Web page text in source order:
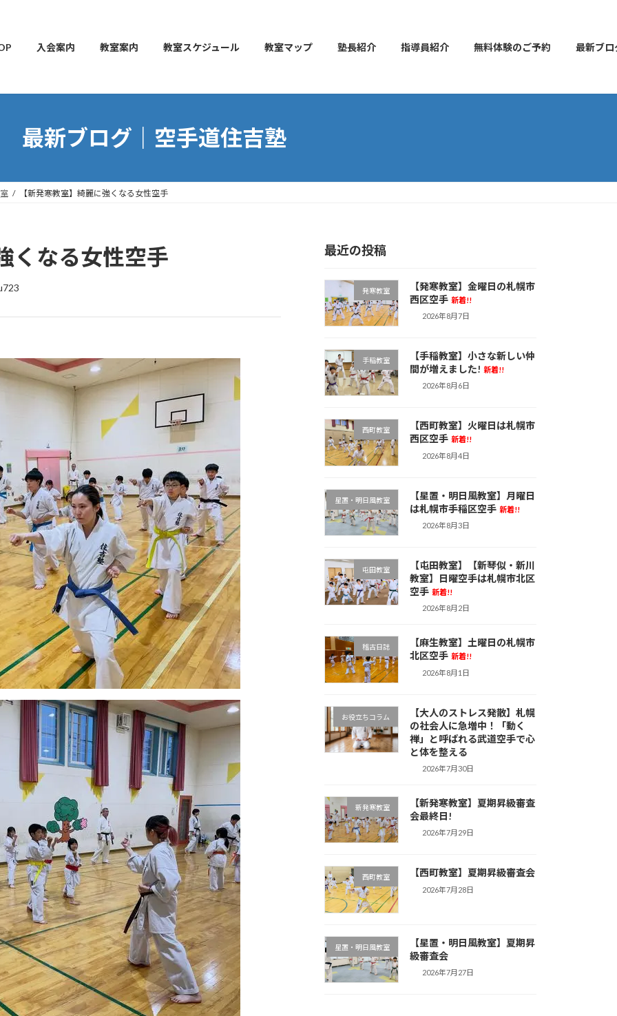
入会案内 教室案内 教室スケジュール 教室マップ 塾長紹介 指導員紹介 無料体験のご予約 最新ブロ
最新ブログ｜空手道住吉塾
【新発寒教室】綺麗に強くなる女性空手
くなる女性空手 最近の投稿
発寒教室
【発寒教室】金曜日の札幌市
西区空手 新着!!
2026年8月7日
手稲教室
【手稲教室】小さな新しい仲
間が増えました! 新着!!
2026年8月6日
西町教室
【西町教室】火曜日は札幌市
西区空手 新着!!
2026年8月4日
星置・明日風教室
【星置・明日風教室】月曜日
は札幌市手稲区空手 新着!!
2026年8月3日
屯田教室
【屯田教室】【新琴似・新川
教室】日曜空手は札幌市北区
空手 新着!!
2026年8月2日
稽古日誌
【麻生教室】土曜日の札幌市
北区空手 新着!!
2026年8月1日
お役立ちコラム
【大人のストレス発散】札幌
の社会人に急増中！「動く
禅」と呼ばれる武道空手で心
と体を整える
2026年7月30日
新発寒教室
【新発寒教室】夏期昇級審査
会最終日!
2026年7月29日
西町教室 【西町教室】夏期昇級審査会
2026年7月28日
星置・明日風教室
【星置・明日風教室】夏期昇
級審査会
2026年7月27日